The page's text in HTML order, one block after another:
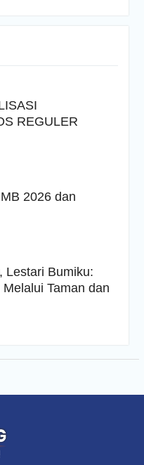
REGULER
2026 dan
Lestari Bumiku:
Taman dan